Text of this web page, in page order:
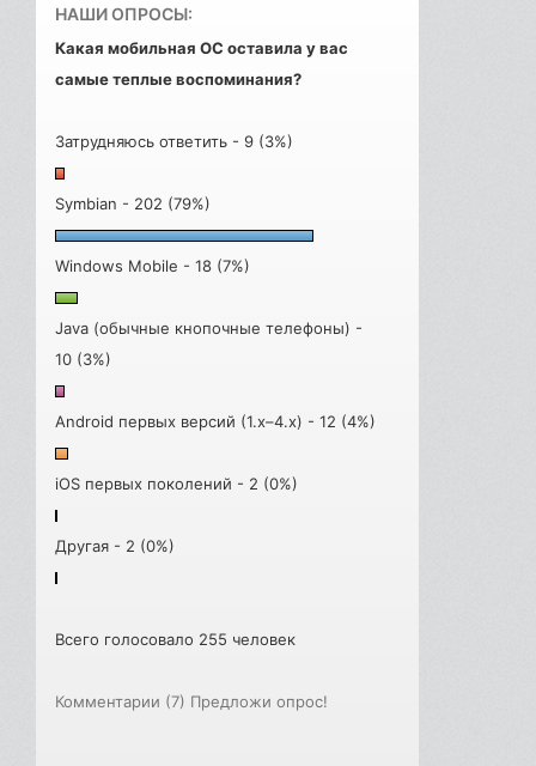
НАШИ ОПРОСЫ:
Какая мобильная ОС оставила у вас
самые теплые воспоминания?
Затрудняюсь ответить - 9 (3%)
Symbian - 202 (79%)
Windows Mobile - 18 (7%)
Java (обычные кнопочные телефоны) -
10 (3%)
Android первых версий (1.x–4.x) - 12 (4%)
iOS первых поколений - 2 (0%)
Другая - 2 (0%)
Всего голосовало 255 человек
Комментарии (7) Предложи опрос!